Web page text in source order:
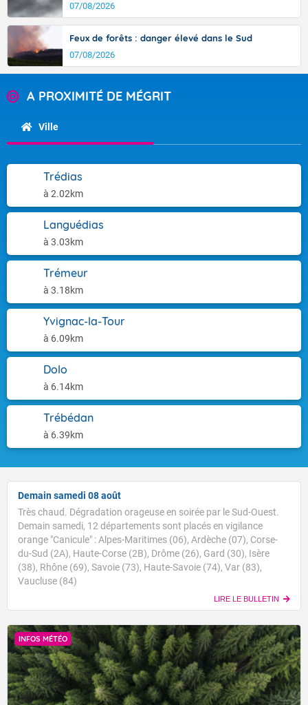
07/08/2026
Feux de forêts : danger élevé dans le Sud
07/08/2026
A PROXIMITÉ DE MÉGRIT
Ville
Trédias
à 2.02km
Languédias
à 3.03km
Trémeur
à 3.18km
Yvignac-la-Tour
à 6.09km
Dolo
à 6.14km
Trébédan
à 6.39km
Demain samedi 08 août
Très chaud. Dégradation orageuse en soirée par le Sud-Ouest.
Demain samedi, 12 départements sont placés en vigilance
orange "Canicule" : Alpes-Maritimes (06), Ardèche (07), Corse-
du-Sud (2A), Haute-Corse (2B), Drôme (26), Gard (30), Isère
(38), Rhône (69), Savoie (73), Haute-Savoie (74), Var (83),
Vaucluse (84)
LIRE LE BULLETIN
INFOS MÉTÉO